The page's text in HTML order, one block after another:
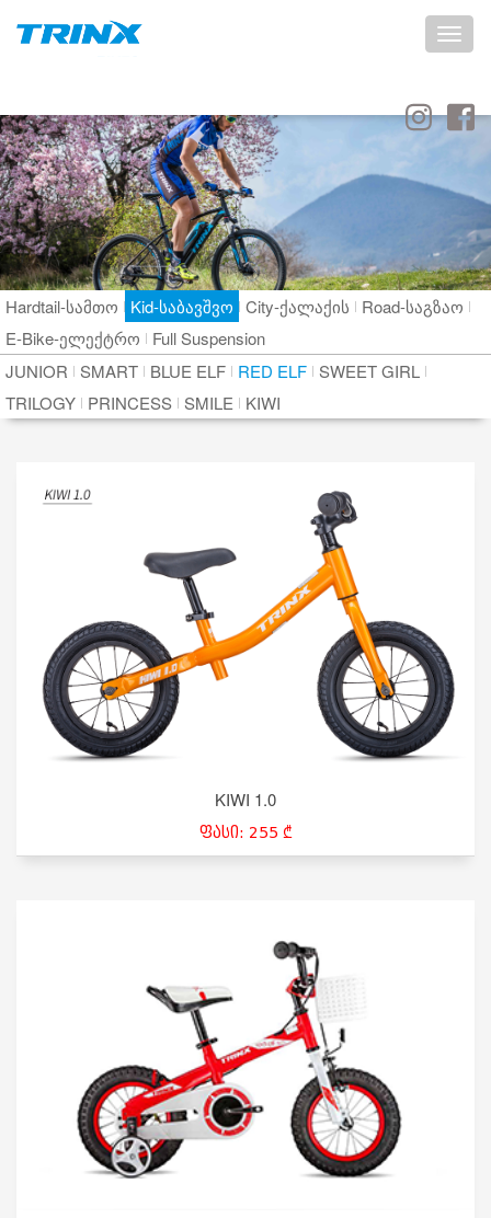
Toggle
Hardtail-სამთო Kid-საბავშვო City-ქალაქის
Road-საგზაო
E-Bike-ელექტრო
Full Suspension
JUNIOR SMART BLUE ELF RED ELF SWEET GIRL
TRILOGY PRINCESS SMILE KIWI
KIWI 1.0
ფასი: 255 ₾